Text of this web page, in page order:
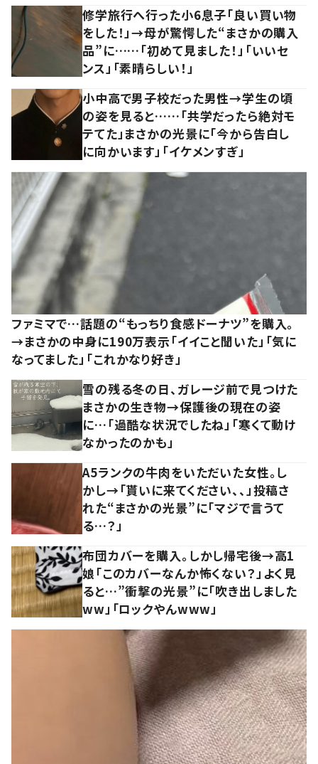
修学旅行へ行った小6息子「良い買い物
をした！」→母が驚愕した“まさかの購入
品”に……「初めて見ました！」「いいセ
ンス」「素晴らしい！」
小中高で男子校だった男性→学生の頃
の姿を見ると……「共学だったら絶対モ
テてた」まさかの光景に「今から告白し
に向かいます」「イケメンすぎ」
ファミマで…話題の“もっちり食感ドーナツ”を購入。
→まさかの中身に190万表示「イイこと聞いた」「気に
なってました」「これかなり好き」
雪の残る冬の日、ガレージ前で見つけた
まさかの生き物→保護後の現在の姿
に…「過酷な状況でしたね」「寒くて動け
なかったのかも」
A5ランクの牛肉をいただいた女性。し
かし→「貰いに来てください、、」投稿さ
れた“まさかの光景”に「マジで言うて
る…？」
布団カバーを購入。しかし帰宅後→高1
娘「このカバーなんか怖くない？」よく見
ると…”衝撃の光景”に「吹き出しました
ww」「ロックやんwww」